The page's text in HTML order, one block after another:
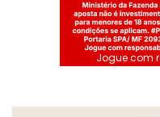
Jogue com